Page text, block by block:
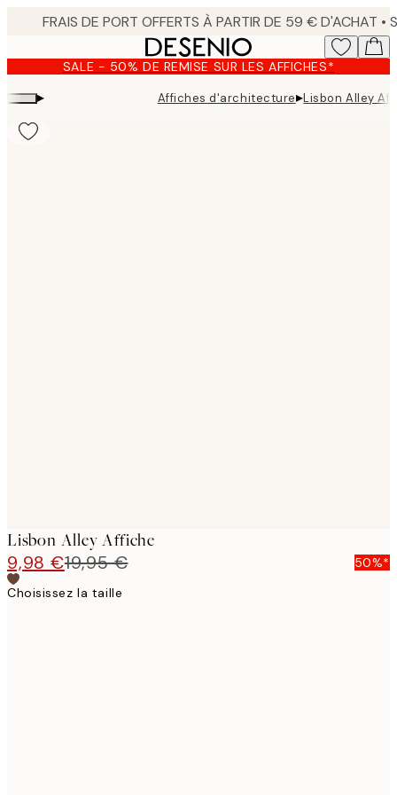
content.SALE - 50% DE REMISE SUR LES AFFICHES*
▸ Affiches d'architecture▸Lisbon Alley
Lisbon Alley Affiche
9,98 €19,95 €
50%*
Choisissez la taille